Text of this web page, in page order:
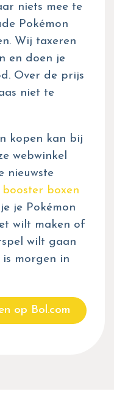
niets mee te
Pokémon
Wij taxeren
en doen je
Over de prijs
niet te
kopen kan bij
webwinkel
nieuwste
booster boxen
je Pokémon
wilt maken of
wilt gaan
is morgen in
op Bol.com